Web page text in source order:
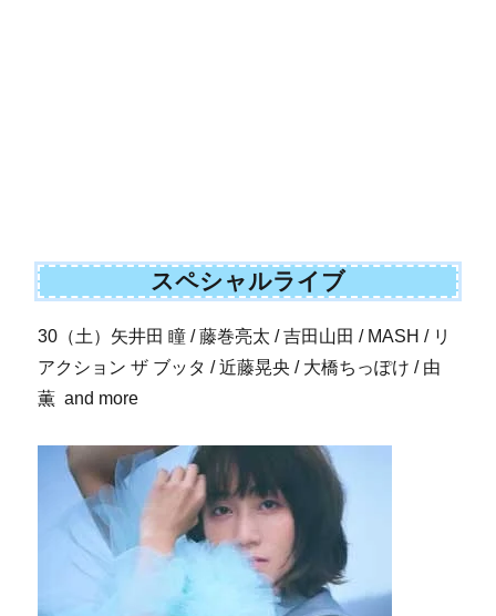
スペシャルライブ
30（土）矢井田 瞳 / 藤巻亮太 / 吉田山田 / MASH / リ
アクション ザ ブッタ / 近藤晃央 / 大橋ちっぽけ / 由
薫 and more